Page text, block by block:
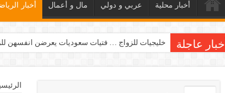
أخبار محلية عربي و دولي مال و أعمال أخبار
أخبار عاجلة خليجيات للزواج … فتيات سعوديات يعرضن انفسهن